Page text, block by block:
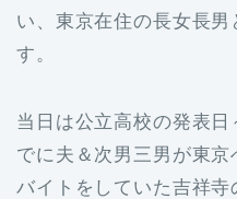
い、東京在住の長女長
す。
当日は公立高校の発表日
でに夫＆次男三男が東
バイトをしていた吉祥寺